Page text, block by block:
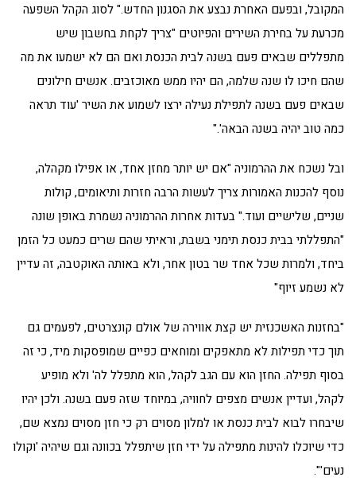
המקובל, ובפעם האחרת נבצע את הסגנון החדש." לסוג הקהל השפעה
מכרעת על בחירת השירים והפיוטים "צריך לקחת בחשבון שיש
מתפללים שבאים פעם בשנה לבית הכנסת ואם הם לא ישמעו את מה
שהם חיכו לו שנה שלמה, הם יהיו ממש מאוכזבים. אנשים חילונים
שבאים פעם בשנה לתפילת נעילה ירצו לשמוע את השיר 'עוד תראה
כמה טוב יהיה בשנה הבאה'."
ובל נשכח את ההרמוניה "אם יש יותר מחזן אחד, או אפילו מקהלה,
נוסף להכנות האמורות צריך לעשות הרבה חזרות ותיאומים, קולות
שניים, שלישיים ועוד." בעדות אחרות ההרמוניה נשמרת באופן שונה
"התפללתי בבית כנסת תימני בשבת, וראיתי שהם שרים כמעט כל הזמן
ביחד, ולמרות שכל אחד שר בטון אחר, ולא באותה האוקטבה, זה עדיין
לא נשמע זיוף"
"בחזנות האשכנזית יש קצת אווירה של אולם קונצרטים, לפעמים גם
תוך כדי תפילות לא מתאפקים ומוחאים כפיים שמופסקות מיד, כי זה
בסוף תפילה. החזן הוא עם הגב לקהל, הוא מתפלל לה' ולא מופיע
לקהל, ועדיין אנשים מצפים לחוויה, במיוחד שזה פעם בשנה. ולכן יהיו
שיבחרו לבוא לבית כנסת או למלון מסוים רק כי חזן מסוים נמצא שם,
כדי שיוכלו להינות מתפילה על ידי חזן שיתפלל בכוונה וגם שיהיה 'וקולו
נעים'".